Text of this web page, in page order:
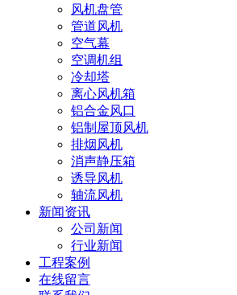
风机盘管
管道风机
空气幕
空调机组
冷却塔
离心风机箱
铝合金风口
铝制屋顶风机
排烟风机
消声静压箱
诱导风机
轴流风机
新闻资讯
公司新闻
行业新闻
工程案例
在线留言